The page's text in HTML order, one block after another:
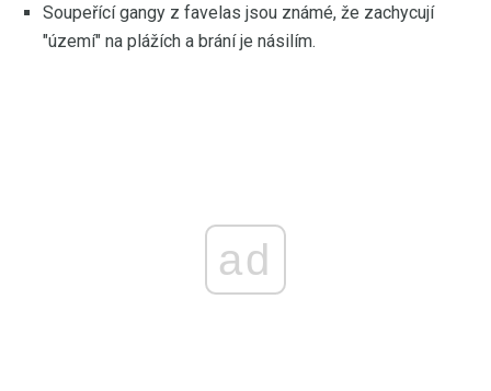
Soupeřící gangy z favelas jsou známé, že zachycují
"území" na plážích a brání je násilím.
ad